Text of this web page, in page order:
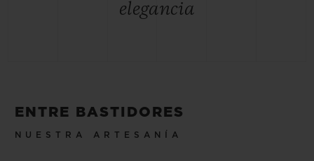
elegancia
ENTRE BASTIDORES
NUESTRA ARTESANÍA